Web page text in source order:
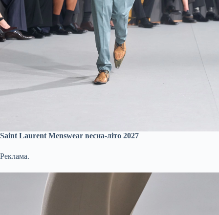
Saint Laurent Menswear весна-літо 2027
Реклама.